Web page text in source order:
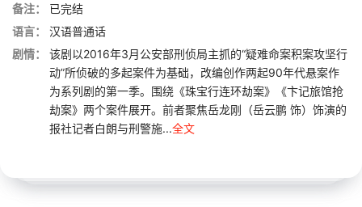
备注：
已完结
语言：
汉语普通话
剧情：
该剧以2016年3月公安部刑侦局主抓的“疑难命案积案攻坚行
动”所侦破的多起案件为基础，改编创作两起90年代悬案作
为系列剧的第一季。围绕《珠宝行连环劫案》《卞记旅馆抢
劫案》两个案件展开。前者聚焦岳龙刚（岳云鹏 饰）饰演的
报社记者白朗与刑警施...全文